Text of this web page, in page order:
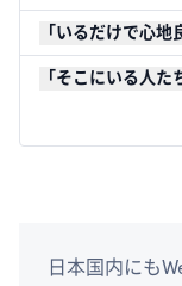
「いるだけで心
「そこにいる人た
日本国内にも